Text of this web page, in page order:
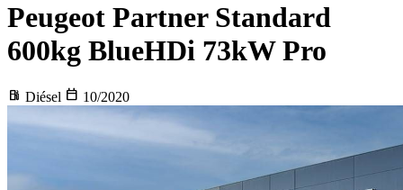
Peugeot Partner Standard
600kg BlueHDi 73kW Pro
local_gas_station Diésel calendar_today 10/2020